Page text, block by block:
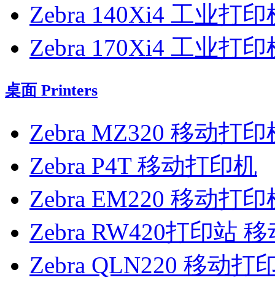
Zebra 140Xi4 工业打印
Zebra 170Xi4 工业打印
桌面 Printers
Zebra MZ320 移动打印
Zebra P4T 移动打印机
Zebra EM220 移动打印
Zebra RW420打印站
Zebra QLN220 移动打